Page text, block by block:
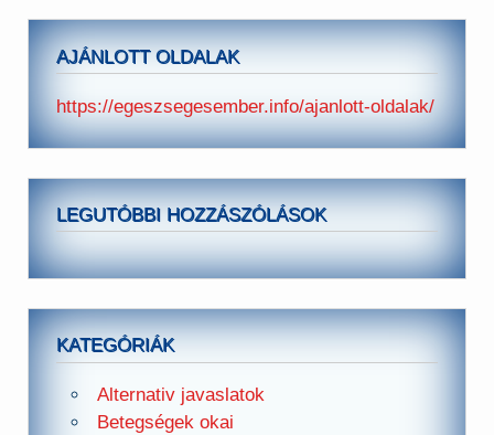
AJÁNLOTT OLDALAK
https://egeszsegesember.info/ajanlott-oldalak/
LEGUTÓBBI HOZZÁSZÓLÁSOK
KATEGÓRIÁK
Alternativ javaslatok
Betegségek okai